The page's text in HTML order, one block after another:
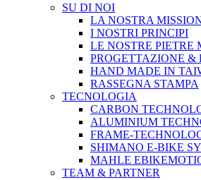
SU DI NOI
LA NOSTRA
I NOSTRI PRINCIPI
LE NOSTRE PIETRE
PROGETTAZIONE &
HAND MADE IN
RASSEGNA STAMPA
TECNOLOGIA
CARBON
ALUMINIUM
FRAME-
SHIMANO E-BIKE
MAHLE
TEAM & PARTNER